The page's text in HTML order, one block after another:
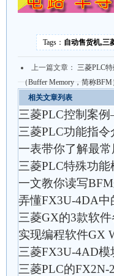
Tags： 自动售货机,三
上一篇文章： 三菱PLC
（Buffer Memory，简称
相关文章列表
三菱PLC控制案
三菱PLC功能指
一表带你了解最
三菱PLC特殊功
一文教你读写
弄懂FX3U-4DA
三菱GX的3款软
实现编程软件GX
三菱FX3U-4AD
三菱PLC的